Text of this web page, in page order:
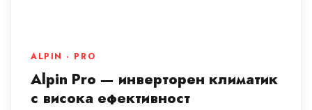
ALPIN · PRO
Alpin Pro — инверторен климатик
с висока ефективност